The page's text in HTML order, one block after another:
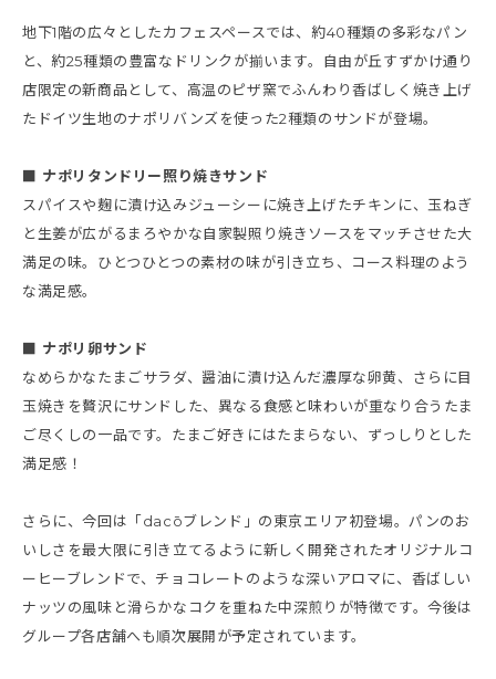
地下1階の広々としたカフェスペースでは、約40種類の多彩なパン
と、約25種類の豊富なドリンクが揃います。自由が丘すずかけ通り
店限定の新商品として、高温のピザ窯でふんわり香ばしく焼き上げ
たドイツ生地のナポリバンズを使った2種類のサンドが登場。
■ ナポリタンドリー照り焼きサンド
スパイスや麹に漬け込みジューシーに焼き上げたチキンに、玉ねぎ
と生姜が広がるまろやかな自家製照り焼きソースをマッチさせた大
満足の味。ひとつひとつの素材の味が引き立ち、コース料理のよう
な満足感。
■ ナポリ卵サンド
なめらかなたまごサラダ、醤油に漬け込んだ濃厚な卵黄、さらに目
玉焼きを贅沢にサンドした、異なる食感と味わいが重なり合うたま
ご尽くしの一品です。たまご好きにはたまらない、ずっしりとした
満足感！
さらに、今回は「dacōブレンド」の東京エリア初登場。パンのお
いしさを最大限に引き立てるように新しく開発されたオリジナルコ
ーヒーブレンドで、チョコレートのような深いアロマに、香ばしい
ナッツの風味と滑らかなコクを重ねた中深煎りが特徴です。今後は
グループ各店舗へも順次展開が予定されています。